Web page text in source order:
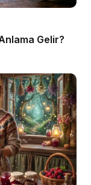
Gelir?